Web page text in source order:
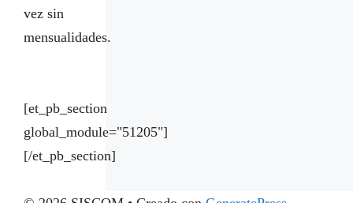
vez sin
mensualidades.
[et_pb_section
global_module="51205"]
[/et_pb_section]